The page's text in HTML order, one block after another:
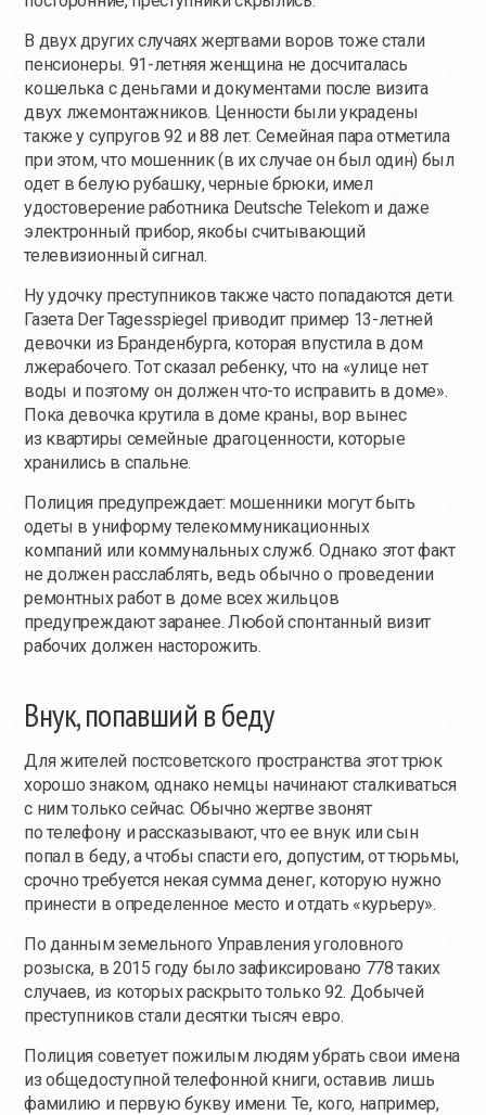
В двух других случаях жертвами воров тоже стали
пенсионеры. 91-летняя женщина не досчиталась
кошелька с деньгами и документами после визита
двух лжемонтажников. Ценности были украдены
также у супругов 92 и 88 лет. Семейная пара отметила
при этом, что мошенник (в их случае он был один) был
одет в белую рубашку, черные брюки, имел
удостоверение работника Deutsche Telekom и даже
электронный прибор, якобы считывающий
телевизионный сигнал.
Ну удочку преступников также часто попадаются дети.
Газета Der Tagesspiegel приводит пример 13-летней
девочки из Бранденбурга, которая впустила в дом
лжерабочего. Тот сказал ребенку, что на «улице нет
воды и поэтому он долженчто-тоисправить в доме».
Пока девочка крутила в доме краны, вор вынес
из квартиры семейные драгоценности, которые
хранились в спальне.
Полиция предупреждает: мошенники могут быть
одеты в униформу телекоммуникационных
компаний или коммунальных служб. Однако этот факт
не должен расслаблять, ведь обычно о проведении
ремонтных работ в доме всех жильцов
предупреждают заранее. Любой спонтанный визит
рабочих должен насторожить.
Внук, попавший в беду
Для жителей постсоветского пространства этот трюк
хорошо знаком, однако немцы начинают сталкиваться
с ним только сейчас. Обычно жертве звонят
по телефону и рассказывают, что ее внук или сын
попал в беду, а чтобы спасти его, допустим, от тюрьмы,
срочно требуется некая сумма денег, которую нужно
принести в определенное место и отдать «курьеру».
По данным земельного Управления уголовного
розыска, в 2015 году было зафиксировано 778 таких
случаев, из которых раскрыто только 92. Добычей
преступников стали десятки тысяч евро.
Полиция советует пожилым людям убрать свои имена
из общедоступной телефонной книги, оставив лишь
фамилию и первую букву имени. Те, кого, например,